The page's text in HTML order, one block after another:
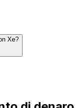
Xe?